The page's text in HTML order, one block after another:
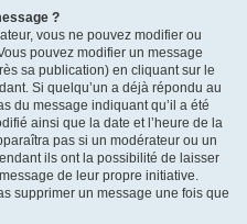
?
vous ne pouvez modifier ou
pouvez modifier un message
sa publication) en cliquant sur le
Si quelqu’un a déjà répondu au
du message indiquant qu’il a été
ainsi que la date et l’heure de la
pas si un modérateur ou un
ils ont la possibilité de laisser
de leur propre initiative.
supprimer un message une fois que